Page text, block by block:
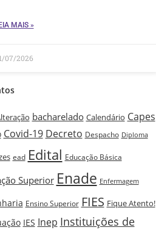
MAIS »
07/2026
bacharelado Calendário Capes
Covid-19 Decreto Despacho Diploma
ead Edital Educação Básica
Superior Enade Enfermagem
Ensino Superior FIES Fique Atento!
IES Inep Instituições de